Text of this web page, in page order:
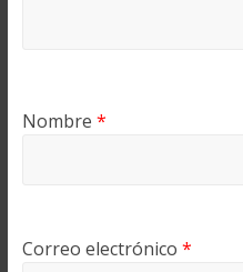
Nombre *
Correo electrónico *